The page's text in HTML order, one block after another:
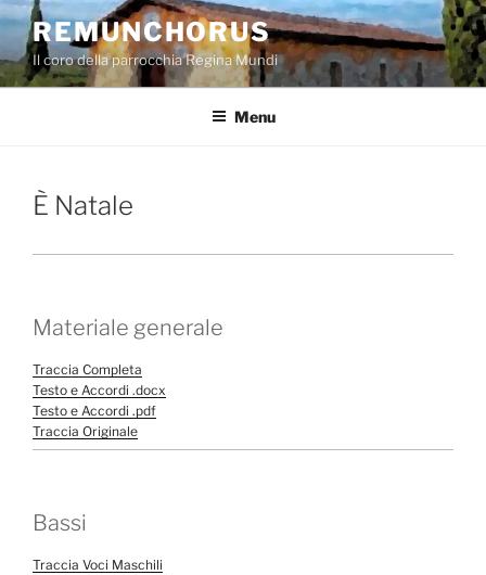
Salta
contenuto
REMUNCHORUS
Il coro della parrocchia Regina Mundi
Menu
È Natale
Materiale generale
Traccia Completa
Testo e Accordi .docx
Testo e Accordi .pdf
Traccia Originale
Bassi
Traccia Voci Maschili